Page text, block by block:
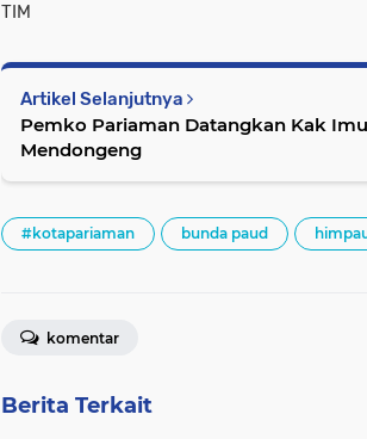
TIM
Artikel Selanjutnya
Pemko Pariaman Datangkan Kak
Mendongeng
#kotapariaman bunda paud
komentar
Berita Terkait